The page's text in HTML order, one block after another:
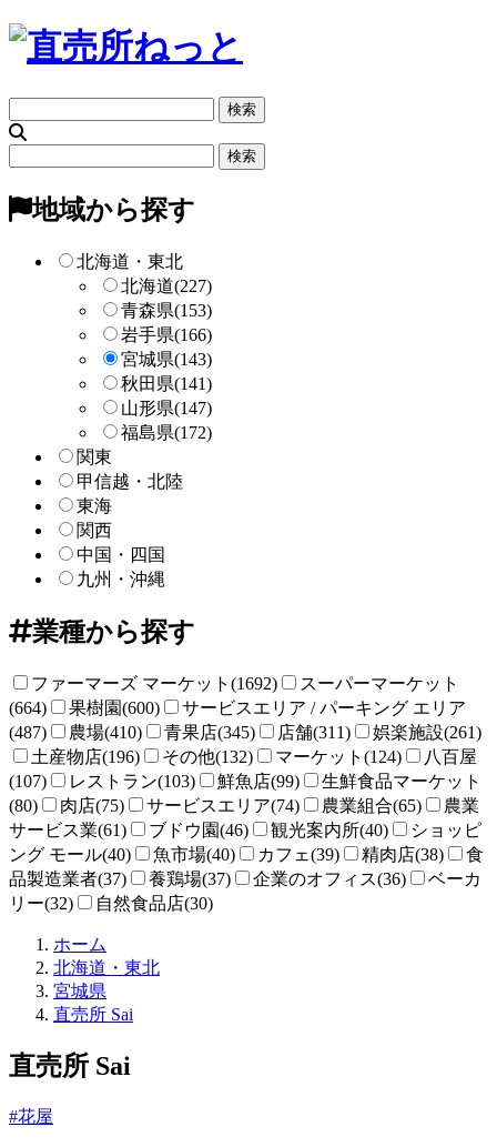
リ
索
ー
検
地域から探す
北海道・東北
北海道(227)
青森県(153)
岩手県(166)
宮城県(143)
秋田県(141)
山形県(147)
福島県(172)
関東
甲信越・北陸
東海
関西
中国・四国
九州・沖縄
業種から探す
ファーマーズ マーケット(1692)
スーパーマーケット
(664)
果樹園(600)
サービスエリア / パーキング エリア
(487)
農場(410) 青果店(345) 店舗(311)
娯楽施設(261)
土産物店(196)
その他(132) マーケット(124)
八百屋
(107)
レストラン(103) 鮮魚店(99)
生鮮食品マーケット
(80)
肉店(75) サービスエリア(74) 農業組合(65)
農業
サービス業(61)
ブドウ園(46) 観光案内所(40)
ショッピ
ング モール(40)
魚市場(40) カフェ(39) 精肉店(38)
食
品製造業者(37)
養鶏場(37) 企業のオフィス(36)
ベーカ
リー(32)
自然食品店(30)
ホーム
売
ね
と
北海道・東北
宮城県
直売所 Sai
直売所 Sai
#花屋